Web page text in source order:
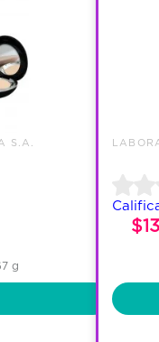
S.A.
g